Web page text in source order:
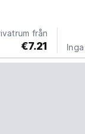
Santiago is 2.9
Center Metro
från
€7.21